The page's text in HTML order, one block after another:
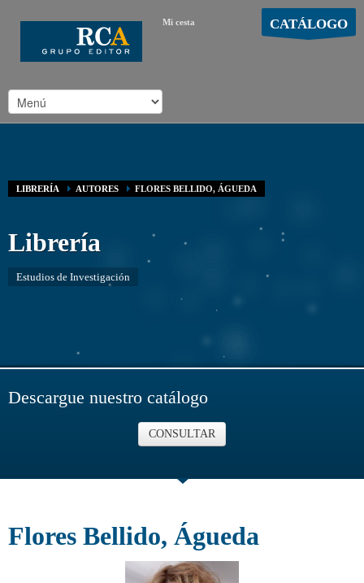
Mi cesta CATÁLOGO
LIBRERÍA AUTORES FLORES BELLIDO, ÁGUEDA
Librería
Estudios de Investigación
Descargue nuestro catálogo
CONSULTAR
Flores Bellido, Águeda